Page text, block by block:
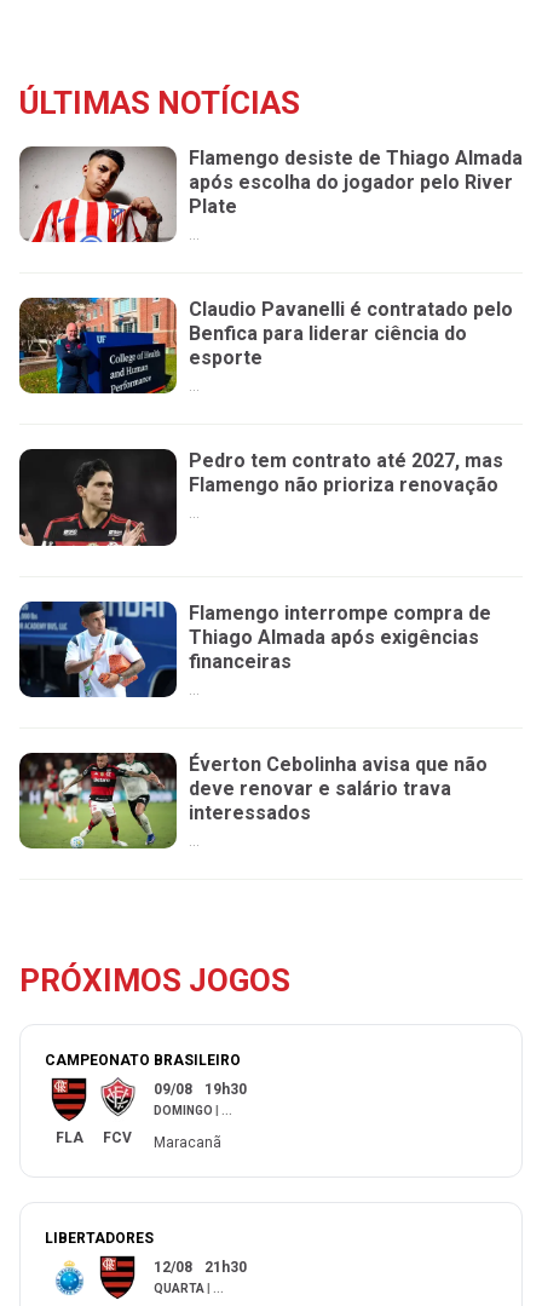
ÚLTIMAS NOTÍCIAS
Flamengo desiste de Thiago Almada
após escolha do jogador pelo River
Plate
...
Claudio Pavanelli é contratado pelo
Benfica para liderar ciência do
esporte
...
Pedro tem contrato até 2027, mas
Flamengo não prioriza renovação
...
Flamengo interrompe compra de
Thiago Almada após exigências
financeiras
Éverton Cebolinha avisa que não
deve renovar e salário trava
interessados
...
PRÓXIMOS JOGOS
CAMPEONATO BRASILEIRO
FLA FCV
09/08 19h30
DOMINGO
Maracanã
LIBERTADORES
12/08 21h30
QUARTA